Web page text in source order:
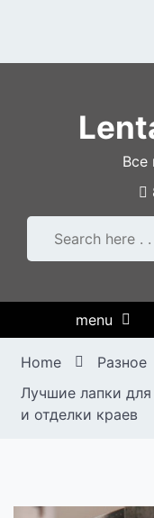
Все
menu
Home
Разное
Лучшие лапки
и отделки краев